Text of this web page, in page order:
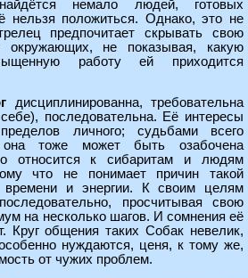
немало людей, готовых
нельзя положиться. Однако, это не
предпочитает скрывать свою
окружающих, не показывая, какую
работу ей приходится
дисциплинированна, требовательна
последовательна. Её интересы
личного; судьбами всего
она тоже может быть озабочена
относится к сибаритам и людям
что не понимает причин такой
времени и энергии. К своим целям
просчитывая свою
на несколько шагов. И сомнения её
Круг общения таких Собак невелик,
нуждаются, ценя, к тому же,
от чужих проблем.